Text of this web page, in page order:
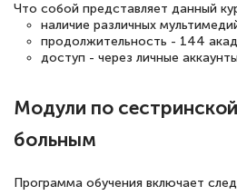
Знаток города 5 уровня
18 марта 2026
повышения
русскому языку и
подготовиться к
Что собой представляет данный
наличие различных
продолжительность - 144
доступ - через личные
Модули по
больным
Программа обучения включает